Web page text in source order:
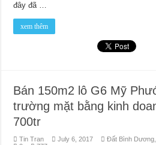
đây đã …
xem thêm
Bán 150m2 lô G6 Mỹ
trường mặt bằng kinh
700tr
Tin Tran July 6, 2017 Đất Bình Dương